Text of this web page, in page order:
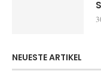
NEUESTE ARTIKEL